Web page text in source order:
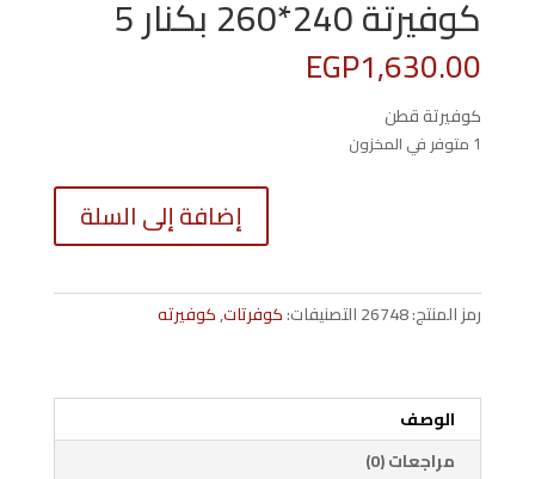
كوفيرتة 240*260 بكنار 5
EGP1,630.00
كوفيرتة قطن
1 متوفر في المخزون
كمية
إضافة إلى السلة
رمز المنتج:26748التصنيفات:كوفرتات,كوفيرته
الوصف
مراجعات (0)